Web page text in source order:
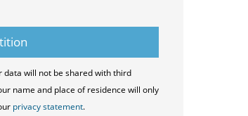
data will not be shared with third
name and place of residence will only
privacy statement.